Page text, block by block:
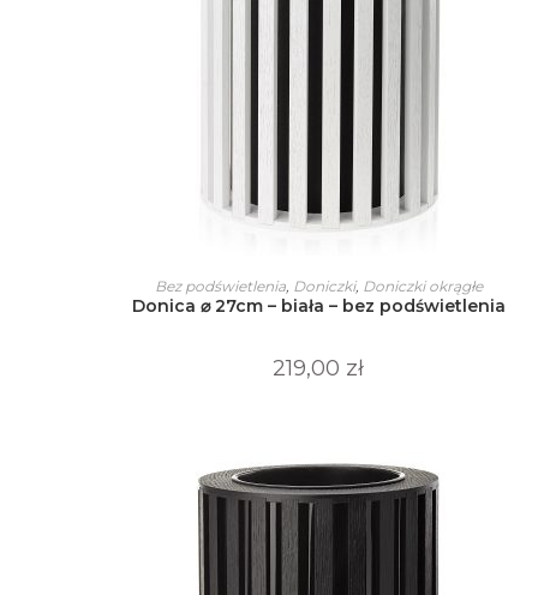
WYBIERZ OPCJE
produkt
ma
wiele
można
wybrać
Bez podświetlenia, Doniczki, Doniczki okrągłe
Donica ⌀ 27cm – biała – bez podświetlenia
219,00 zł